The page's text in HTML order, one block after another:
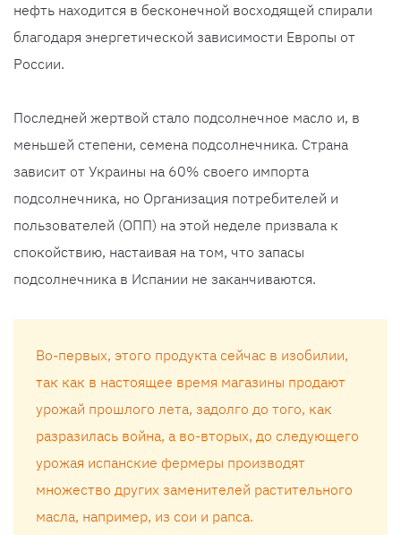
нефть находится в бесконечной восходящей спирали
благодаря энергетической зависимости Европы от
России.
Последней жертвой стало подсолнечное масло и, в
меньшей степени, семена подсолнечника. Страна
зависит от Украины на 60% своего импорта
подсолнечника, но Организация потребителей и
пользователей (ОПП) на этой неделе призвала к
спокойствию, настаивая на том, что запасы
подсолнечника в Испании не заканчиваются.
Во-первых, этого продукта сейчас в изобилии,
так как в настоящее время магазины продают
урожай прошлого лета, задолго до того, как
разразилась война, а во-вторых, до следующего
урожая испанские фермеры производят
множество других заменителей растительного
масла, например, из сои и рапса.